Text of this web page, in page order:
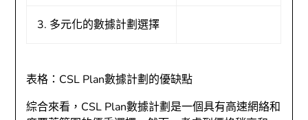
3. 多元化的數據計劃選擇
表格：CSL Plan數據計劃的優缺點
綜合來看，CSL Plan數據計劃是一個具有高速網絡和